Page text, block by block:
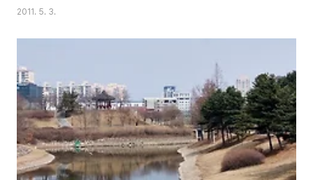
립이 정말 아름답게 심어져 있습니다. 해질 무렵..다시 꽃축제가 열리고 있는 꽃
2011. 5. 3.